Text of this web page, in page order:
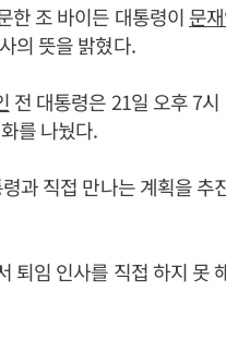
한 조 바이든 대통령이 문
의 뜻을 밝혔다.
전 대통령은 21일 오후 7
를 나눴다.
과 직접 만나는 계획을 추
퇴임 인사를 직접 하지 못